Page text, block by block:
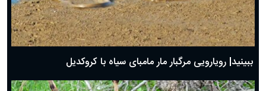
ببینید| رویارویی مرگبار مار مامبای سیاه با کروکدیل